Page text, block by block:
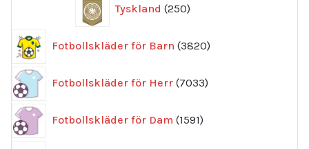
Tyskland 250
produkter
Fotbollskläder för Barn 3820
produkter
Fotbollskläder för Herr 7033
produkter
Fotbollskläder för Dam 1591
produkter